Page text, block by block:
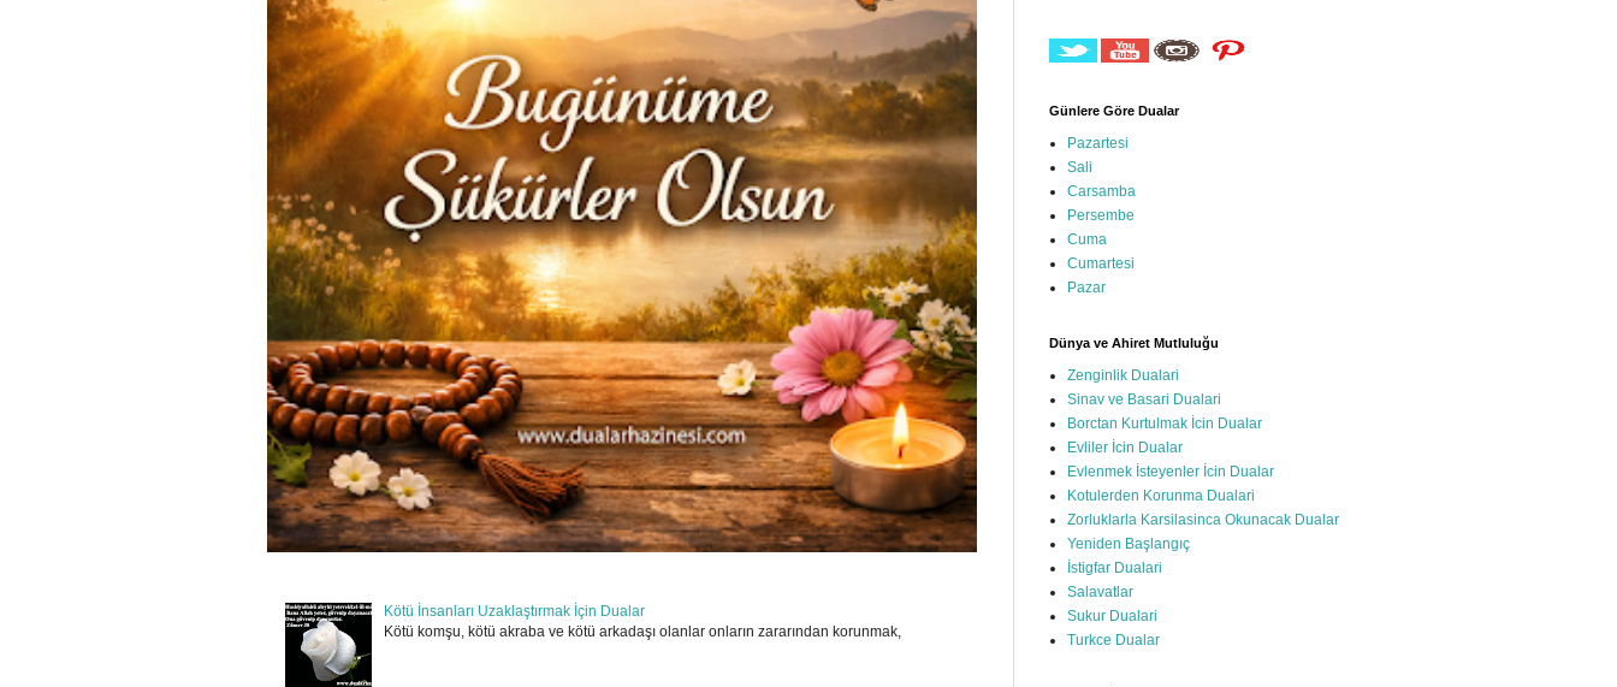
Kötü İnsanları Uzaklaştırmak İçin Dualar
Kötü komşu, kötü akraba ve kötü arkadaşı olanlar onların zararından korunmak,
Günlere Göre Dualar
Pazartesi
Sali
Carsamba
Persembe
Cuma
Cumartesi
Pazar
Dünya ve Ahiret Mutluluğu
Zenginlik Dualari
Sinav ve Basari Dualari
Borctan Kurtulmak İcin Dualar
Evliler İcin Dualar
Evlenmek İsteyenler İcin Dualar
Kotulerden Korunma Dualari
Zorluklarla Karsilasinca Okunacak Dualar
Yeniden Başlangıç
İstigfar Dualari
Salavatlar
Sukur Dualari
Turkce Dualar